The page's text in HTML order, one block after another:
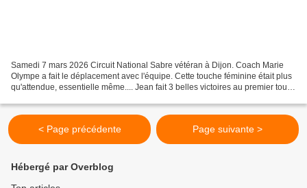
Samedi 7 mars 2026 Circuit National Sabre vétéran à Dijon. Coach Marie
Olympe a fait le déplacement avec l'équipe. Cette touche féminine était plus
qu'attendue, essentielle même.... Jean fait 3 belles victoires au premier tour
< Page précédente Page suivante >
Hébergé par Overblog